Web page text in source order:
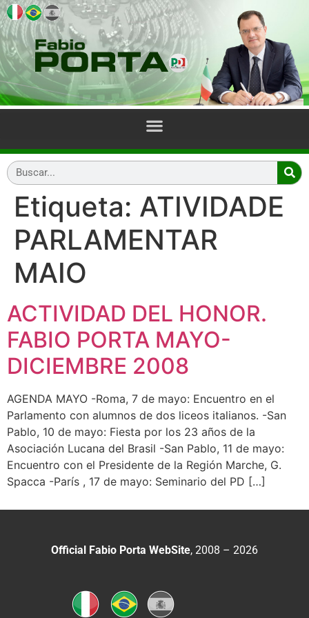
Etiqueta: ATIVIDADE
PARLAMENTAR
MAIO
ACTIVIDAD DEL HONOR.
FABIO PORTA MAYO-
DICIEMBRE 2008
AGENDA MAYO -Roma, 7 de mayo: Encuentro en el
Parlamento con alumnos de dos liceos italianos. -San
Pablo, 10 de mayo: Fiesta por los 23 años de la
Asociación Lucana del Brasil -San Pablo, 11 de mayo:
Encuentro con el Presidente de la Región Marche, G.
Spacca -París , 17 de mayo: Seminario del PD […]
Official Fabio Porta WebSite, 2008 – 2026